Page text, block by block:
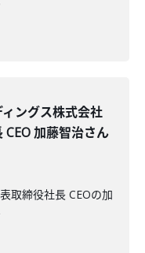
ングス株式会社
CEO 加藤智治さん
取締役社長 CEOの加